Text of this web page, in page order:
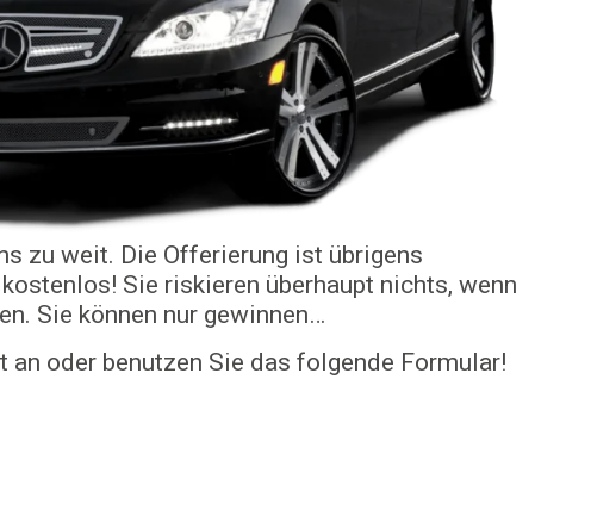
zu weit. Die Offerierung ist übrigens
Sie riskieren überhaupt nichts, wenn
Sie können nur gewinnen…
an oder benutzen Sie das folgende Formular!